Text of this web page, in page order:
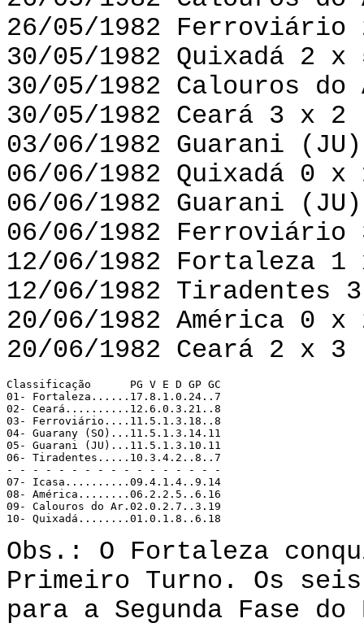
26/05/1982
30/05/1982 Quixadá 2 x
30/05/1982 Calouros
30/05/1982 Ceará 3 x
03/06/1982 Guarani
06/06/1982 Quixadá 0
06/06/1982 Guarani
06/06/1982 Ferroviário
12/06/1982 Fortaleza
12/06/1982 Tiradentes
20/06/1982 América 0 x
20/06/1982 Ceará 2 x 3
Classificação	   PG V E D GP GC
01- Fortaleza......17.8.1.0.24..7
02- Ceará..........12.6.0.3.21..8
03- Ferroviário....11.5.1.3.18..8
04- Guarany (SO)...11.5.1.3.14.11
05- Guarani (JU)...11.5.1.3.10.11
06- Tiradentes.....10.3.4.2..8..7
- - - - - - - - - - - - - - - - -
07- Icasa..........09.4.1.4..9.14
08- América........06.2.2.5..6.16
09- Calouros do Ar.02.0.2.7..3.19
Obs.: O Fortaleza
Primeiro Turno. Os
para a Segunda Fase